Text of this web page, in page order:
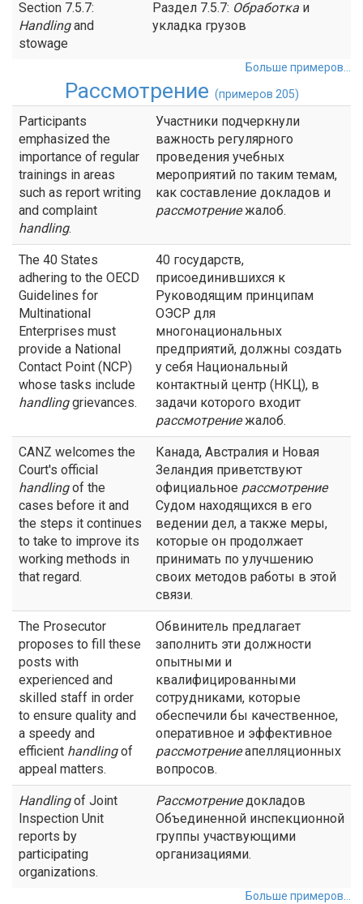
Section 7.5.7:
Handlingand
stowage
Раздел 7.5.7: Обработка и
укладка грузов
Больше примеров...
Рассмотрение (примеров 205)
Participants
emphasized the
importance of regular
trainings in areas
such as report writing
and complaint
handling.
Участники подчеркнули
важность регулярного
проведения учебных
мероприятий по таким темам,
как составление докладов и
рассмотрениежалоб.
The 40 States
adhering to the OECD
Guidelines for
Multinational
Enterprises must
provide a National
Contact Point (NCP)
whose tasks include
handlinggrievances.
40 государств,
присоединившихся к
Руководящим принципам
ОЭСР для
многонациональных
предприятий, должны создать
у себя Национальный
контактный центр (НКЦ), в
задачи которого входит
рассмотрениежалоб.
CANZ welcomes the
Court's official
handlingof the
cases before it and
the steps it continues
to take to improve its
working methods in
that regard.
Канада, Австралия и Новая
Зеландия приветствуют
официальное рассмотрение
Судом находящихся в его
ведении дел, а также меры,
которые он продолжает
принимать по улучшению
своих методов работы в этой
связи.
The Prosecutor
proposes to fill these
posts with
experienced and
skilled staff in order
to ensure quality and
a speedy and
efficient handlingof
appeal matters.
Обвинитель предлагает
заполнить эти должности
опытными и
квалифицированными
сотрудниками, которые
обеспечили бы качественное,
оперативное и эффективное
рассмотрениеапелляционных
вопросов.
Handlingof Joint
Inspection Unit
reports by
participating
organizations.
Рассмотрениедокладов
Объединенной инспекционной
группы участвующими
организациями.
Больше примеров...